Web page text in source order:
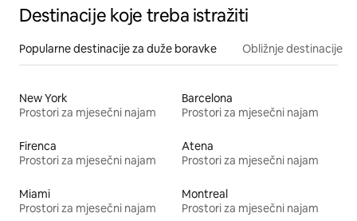
Destinacije koje treba istražiti
Popularne destinacije za duže boravke Obližnje destinacije
New York
Prostori za mjesečni najam
Barcelona
Prostori za mjesečni najam
Firenca
Prostori za mjesečni najam
Atena
Prostori za mjesečni najam
Miami
Prostori za mjesečni najam
Montreal
Prostori za mjesečni najam